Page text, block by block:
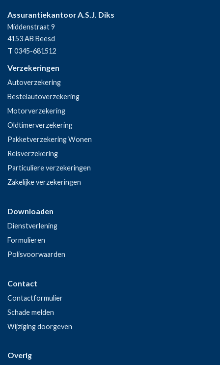
Assurantiekantoor A.S.J. Diks
Middenstraat 9
4153 AB Beesd
T 0345-681512
Verzekeringen
Autoverzekering
Bestelautoverzekering
Motorverzekering
Oldtimerverzekering
Pakketverzekering Wonen
Reisverzekering
Particuliere verzekeringen
Zakelijke verzekeringen
Downloaden
Dienstverlening
Formulieren
Polisvoorwaarden
Contact
Contactformulier
Schade melden
Wijziging doorgeven
Overig